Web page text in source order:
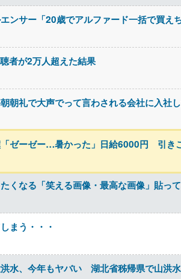
ンサー「20歳でアルファード一括で買え
者が2万人超えた結果
朝礼で大声でって言わされる会社に入社し
ゼーゼー…暑かった」日給6000円 引き
くなる「笑える画像・最高な画像」貼っ
まう・・・
洪水、今年もヤバい 湖北省秭帰県で山洪